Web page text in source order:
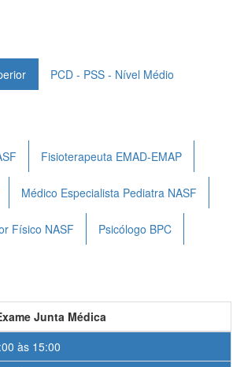
PCD - PSS - Nível Médio
Fisioterapeuta EMAD-EMAP
Médico Especialista Pediatra NASF
Físico NASF Psicólogo BPC
Junta Médica
às 15:00